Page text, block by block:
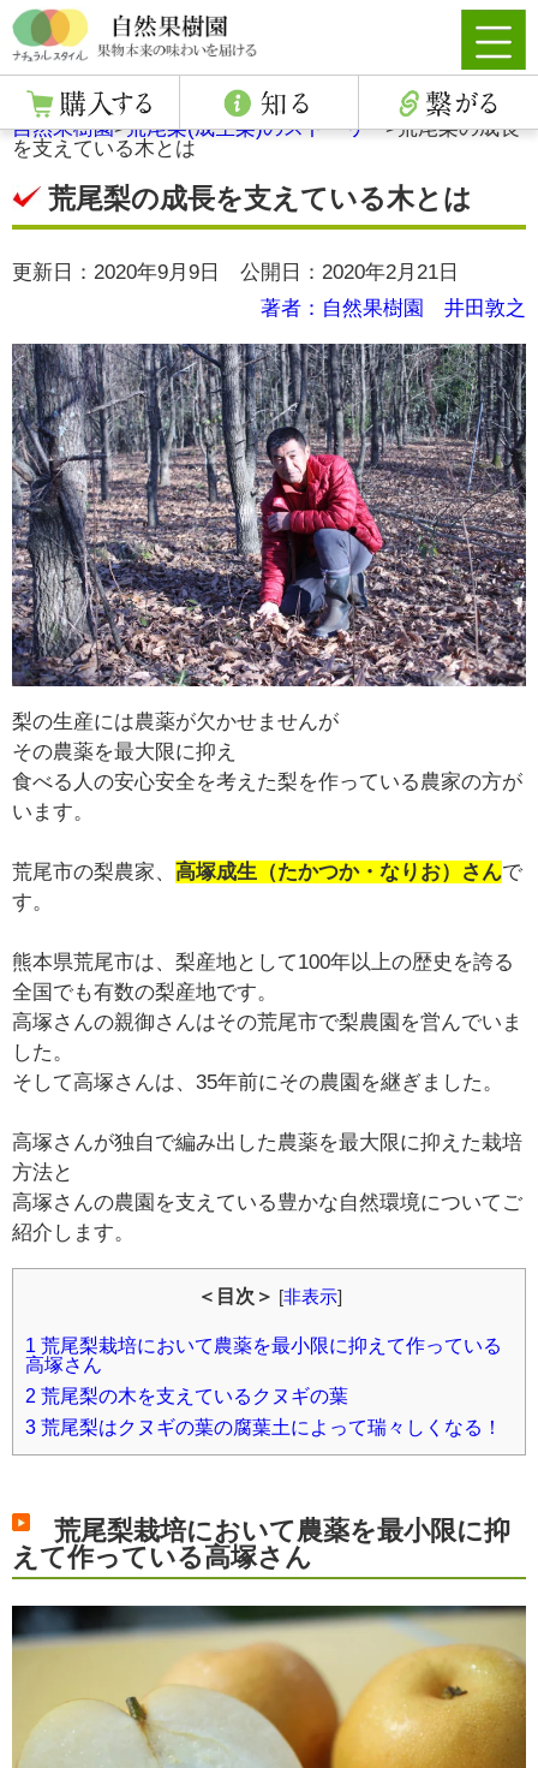
自然果樹園>荒尾梨(成生梨)のストーリー>荒尾梨の成長
を支えている木とは
荒尾梨の成長を支えている木とは
更新日：2020年9月9日 公開日：2020年2月21日
著者：自然果樹園 井田敦之
梨の生産には農薬が欠かせませんが
その農薬を最大限に抑え
食べる人の安心安全を考えた梨を作っている農家の方が
います。
荒尾市の梨農家、 高塚成生（たかつか・なりお）さんで
す。
熊本県荒尾市は、梨産地として100年以上の歴史を誇る
全国でも有数の梨産地です。
高塚さんの親御さんはその荒尾市で梨農園を営んでいま
した。
そして高塚さんは、35年前にその農園を継ぎました。
高塚さんが独自で編み出した農薬を最大限に抑えた栽培
方法と
高塚さんの農園を支えている豊かな自然環境についてご
紹介します。
＜目次＞ [非表示]
1 荒尾梨栽培において農薬を最小限に抑えて作っている
高塚さん
2 荒尾梨の木を支えているクヌギの葉
3 荒尾梨はクヌギの葉の腐葉土によって瑞々しくなる！
荒尾梨栽培において農薬を最小限に抑
えて作っている高塚さん